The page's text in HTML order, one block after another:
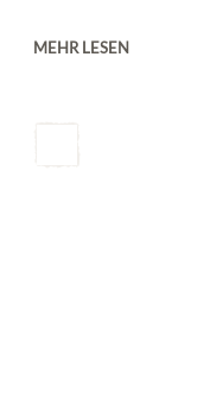
MEHR LESEN